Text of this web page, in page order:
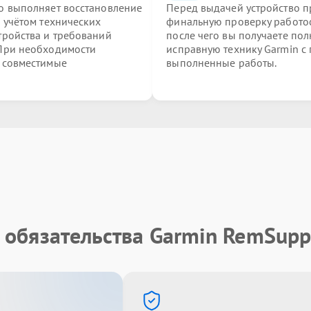
выполняет восстановление
технических
и требований
необходимости
совместимые
Перед выдачей устройство
финальную проверку
после чего вы получаете
исправную технику Garmin с
выполненные работы.
Garmin